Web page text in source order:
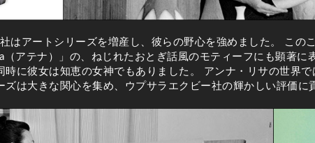
はアートシリーズを増産し、彼らの野心を強めました。 この
アテナ）」の、ねじれたおとぎ話風のモティーフにも顕著に
時に彼女は知恵の女神でもありました。 アンナ・リサの世界
ズは大きな関心を集め、ウプサラエクビー社の輝かしい評価に